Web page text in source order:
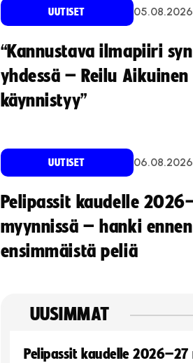
UUTISET 05.08.2026
“Kannustava ilmapiiri
yhdessä – Reilu
käynnistyy”
UUTISET 06.08.2026
Pelipassit kaudelle
myynnissä – hanki ennen
ensimmäistä peliä
UUSIMMAT
Pelipassit kaudelle